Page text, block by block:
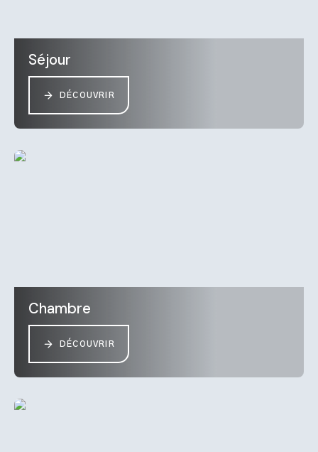
Séjour
DÉCOUVRIR
Chambre
DÉCOUVRIR